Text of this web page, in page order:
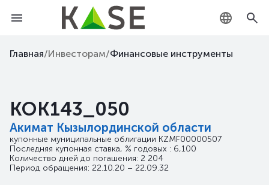
KZ
Главная/Инвесторам/Финансовые инструменты
KOK143_050
Акимат Кызылординской области
купонные муниципальные облигации KZMF00000507
Последняя купонная ставка, % годовых : 6,100
Количество дней до погашения: 2 204
Период обращения: 22.10.20 – 22.09.32